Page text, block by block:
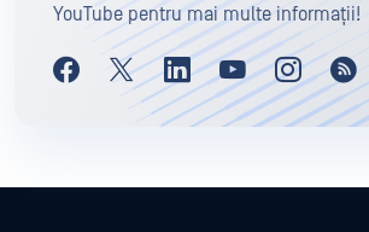
YouTube pentru mai multe informații!